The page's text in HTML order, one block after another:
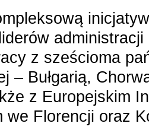
z sześcioma
– Bułgarią,
z Europejskim
we Florencji oraz